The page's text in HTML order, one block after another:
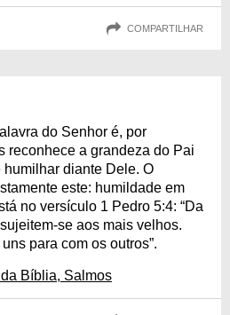
COMPARTILHAR
do Senhor é, por
reconhece a grandeza do Pai
diante Dele. O
este: humildade em
no versículo 1 Pedro 5:4: “Da
se aos mais velhos.
para com os outros”.
Bíblia, Salmos